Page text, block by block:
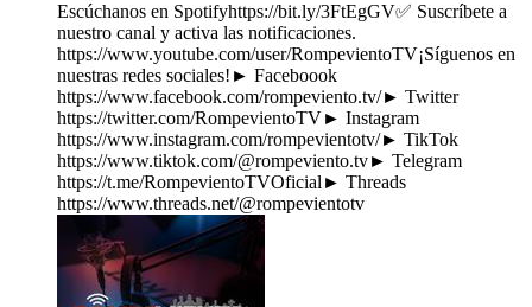
Escúchanos en Spotifyhttps://bit.ly/3FtEgGV✅ Suscríbete a
nuestro canal y activa las notificaciones.
https://www.youtube.com/user/RompevientoTV¡Síguenos en
nuestras redes sociales!► Faceboook
https://www.facebook.com/rompeviento.tv/► Twitter
https://twitter.com/RompevientoTV► Instagram
https://www.instagram.com/rompevientotv/► TikTok
https://www.tiktok.com/@rompeviento.tv► Telegram
https://t.me/RompevientoTVOficial► Threads
https://www.threads.net/@rompevientotv